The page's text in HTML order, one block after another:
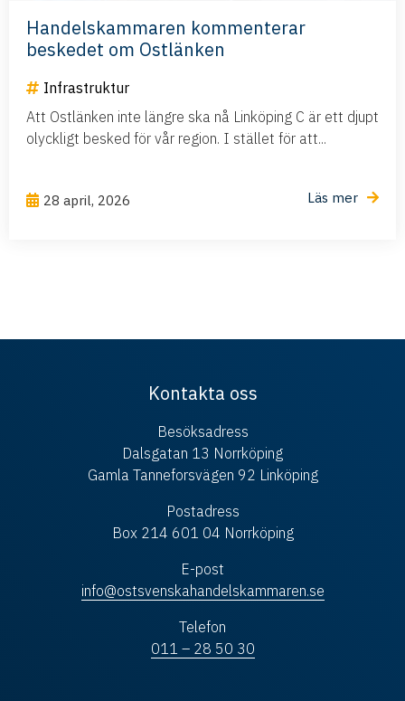
Handelskammaren kommenterar
beskedet om Ostlänken
Infrastruktur
Att Ostlänken inte längre ska nå Linköping C är ett djupt
olyckligt besked för vår region. I stället för att...
28 april, 2026 Läs mer
Kontakta oss
Besöksadress
Dalsgatan 13 Norrköping
Gamla Tanneforsvägen 92 Linköping
Postadress
Box 214 601 04 Norrköping
E-post
info@ostsvenskahandelskammaren.se
Telefon
011 – 28 50 30